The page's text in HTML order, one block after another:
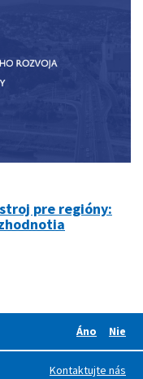
pre regióny:
Áno
Nie
Kontaktujte nás